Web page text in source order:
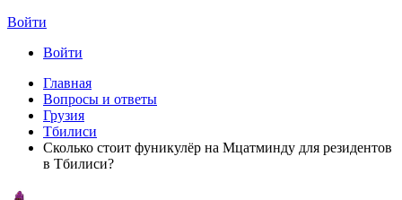
Войти
Войти
Главная
Вопросы и ответы
Грузия
Тбилиси
Сколько стоит фуникулёр на Мцатминду для резидентов
в Тбилиси?